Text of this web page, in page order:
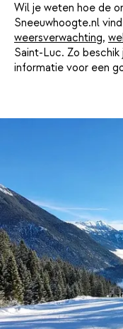
Wil je weten hoe de
Sneeuwhoogte.nl
weersverwachting,
Saint-Luc. Zo
informatie voor een